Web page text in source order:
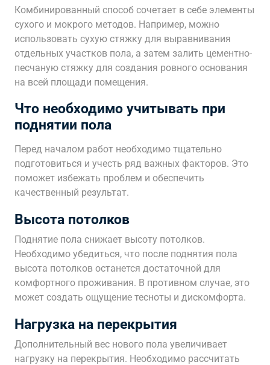
Комбинированный способ сочетает в себе элементы
сухого и мокрого методов. Например, можно
использовать сухую стяжку для выравнивания
отдельных участков пола, а затем залить цементно-
песчаную стяжку для создания ровного основания
на всей площади помещения.
Что необходимо учитывать при
поднятии пола
Перед началом работ необходимо тщательно
подготовиться и учесть ряд важных факторов. Это
поможет избежать проблем и обеспечить
качественный результат.
Высота потолков
Поднятие пола снижает высоту потолков.
Необходимо убедиться, что после поднятия пола
высота потолков останется достаточной для
комфортного проживания. В противном случае, это
может создать ощущение тесноты и дискомфорта.
Нагрузка на перекрытия
Дополнительный вес нового пола увеличивает
нагрузку на перекрытия. Необходимо рассчитать